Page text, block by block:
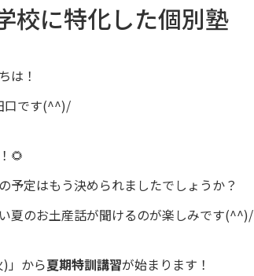
校に特化した個別塾
は！
口です(^^)/
🌻
予定はもう決められましたでしょうか？
夏のお土産話が聞けるのが楽しみです(^^)/
」から夏期特訓講習が始まります！